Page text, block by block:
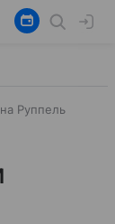
Руппель